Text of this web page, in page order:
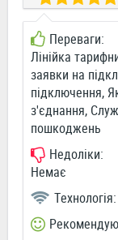
Переваги:
Лінійка
заявки на
підключення,
з'єднання,
пошкоджень
Недоліки:
Немає
Технологія: